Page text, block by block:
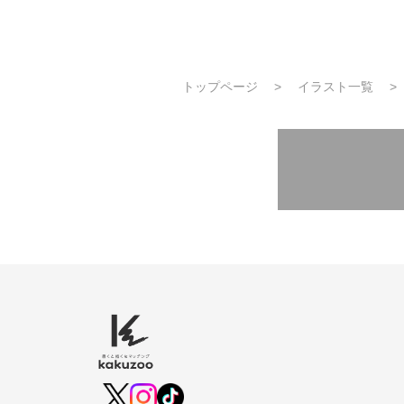
トップページ イラスト一覧